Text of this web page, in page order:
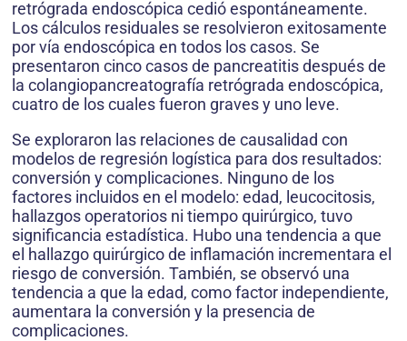
retrógrada endoscópica cedió espontáneamente.
Los cálculos residuales se resolvieron exitosamente
por vía endoscópica en todos los casos. Se
presentaron cinco casos de pancreatitis después de
la colangiopancreatografía retrógrada endoscópica,
cuatro de los cuales fueron graves y uno leve.
Se exploraron las relaciones de causalidad con
modelos de regresión logística para dos resultados:
conversión y complicaciones. Ninguno de los
factores incluidos en el modelo: edad, leucocitosis,
hallazgos operatorios ni tiempo quirúrgico, tuvo
significancia estadística. Hubo una tendencia a que
el hallazgo quirúrgico de inflamación incrementara el
riesgo de conversión. También, se observó una
tendencia a que la edad, como factor independiente,
aumentara la conversión y la presencia de
complicaciones.